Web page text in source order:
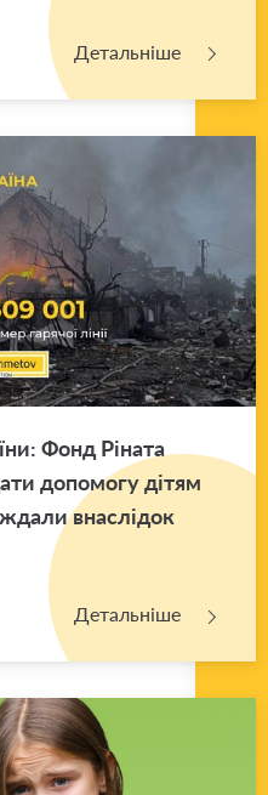
Детальніше
Фонд Рі­на­та
до­по­мо­гу дітям
вна­слі­док
Детальніше